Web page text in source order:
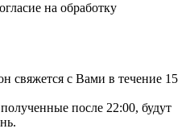
на обработку
свяжется с Вами в течение 15
полученные после 22:00, будут